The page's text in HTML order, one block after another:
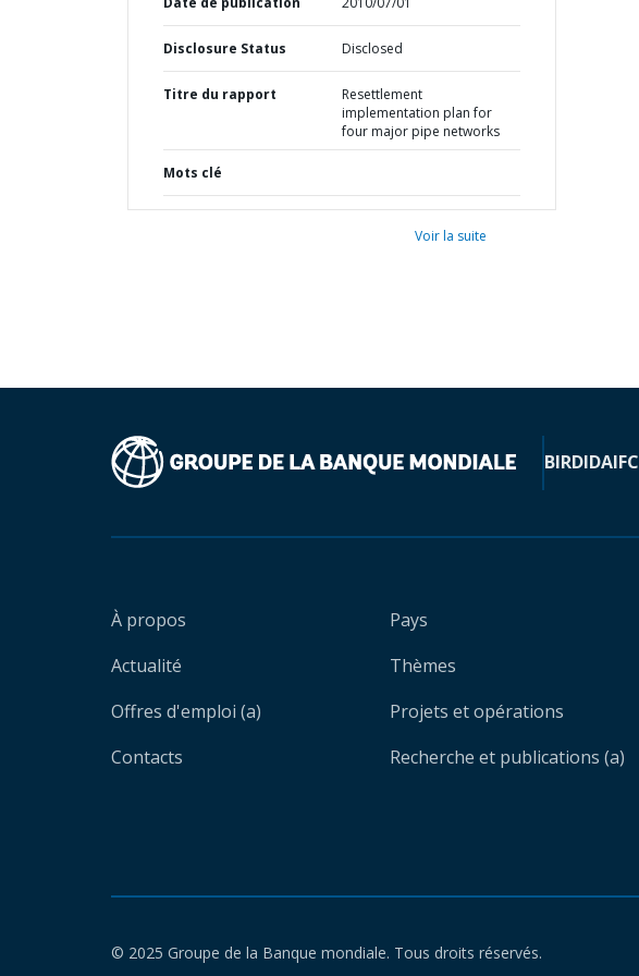
Disclosure Status Disclosed
Titre du rapport
Resettlement
implementation plan for
four major pipe networks
Mots clé
Voir la suite
BIRDIDAIFC
À propos
Actualité
Offres d'emploi (a)
Contacts
Pays
Thèmes
Projets et opérations
Recherche et publications (a)
© 2025 Groupe de la Banque mondiale. Tous droits réservés.